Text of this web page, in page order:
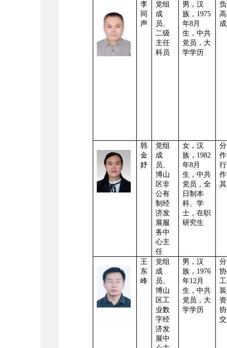
李
同
声
党组
成
员、
二级
主任
科员
男，汉
族， 1975
年8月
生 ，中共
党员， 大
学学历
韩
金
妤
党组
成
员、
博山
区非
公有
制经
济发
展服
务中
心主
任
女，汉
族，1982
年8月
生，中共
党员，全
日制本
科、学
士，在职
研究生
王
东
峰
党组
成
员、
博山
区工
业数
字经
济发
展中
男，汉
族， 1976
年12月
生 ，中共
党员， 大
学学历